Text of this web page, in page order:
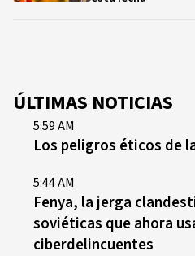
ÚLTIMAS NOTICIAS
5:59 AM
Los peligros éticos de
5:44 AM
Fenya, la jerga
soviéticas que ahora
ciberdelincuentes